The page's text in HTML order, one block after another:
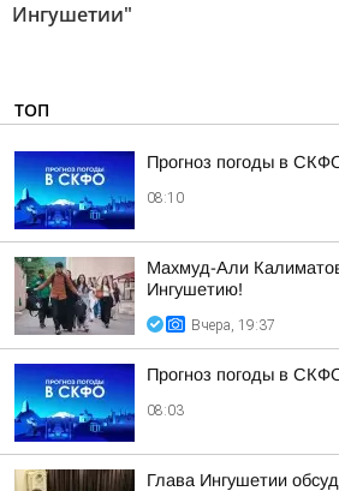
Ингушетии"
ТОП
Прогноз погоды в
08:10
Махмуд-Али
Ингушетию!
Вчера, 19:37
Прогноз погоды в
08:03
Глава Ингушетии